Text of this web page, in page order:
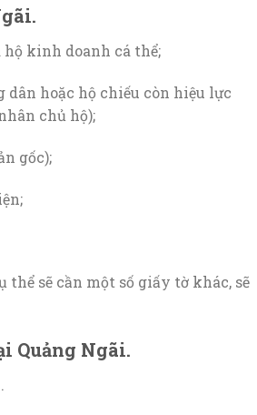
kinh doanh cá thể;
dân hoặc hộ chiếu còn hiệu lực
chủ hộ);
gốc);
sẽ cần một số giấy tờ khác, sẽ
Quảng Ngãi.